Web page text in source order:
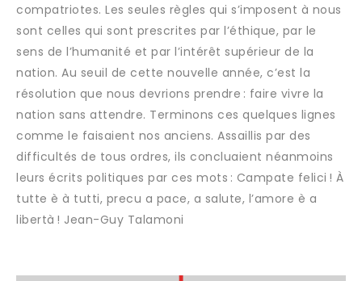
compatriotes. Les seules règles qui s’imposent à nous
sont celles qui sont prescrites par l’éthique, par le
sens de l’humanité et par l’intérêt supérieur de la
nation. Au seuil de cette nouvelle année, c’est la
résolution que nous devrions prendre : faire vivre la
nation sans attendre. Terminons ces quelques lignes
comme le faisaient nos anciens. Assaillis par des
difficultés de tous ordres, ils concluaient néanmoins
leurs écrits politiques par ces mots : Campate felici ! À
tutte è à tutti, precu a pace, a salute, l’amore è a
libertà ! Jean-Guy Talamoni